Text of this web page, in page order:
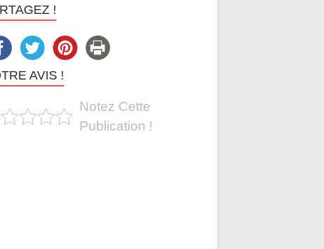
!
AVIS !
Notez Cette
Publication !